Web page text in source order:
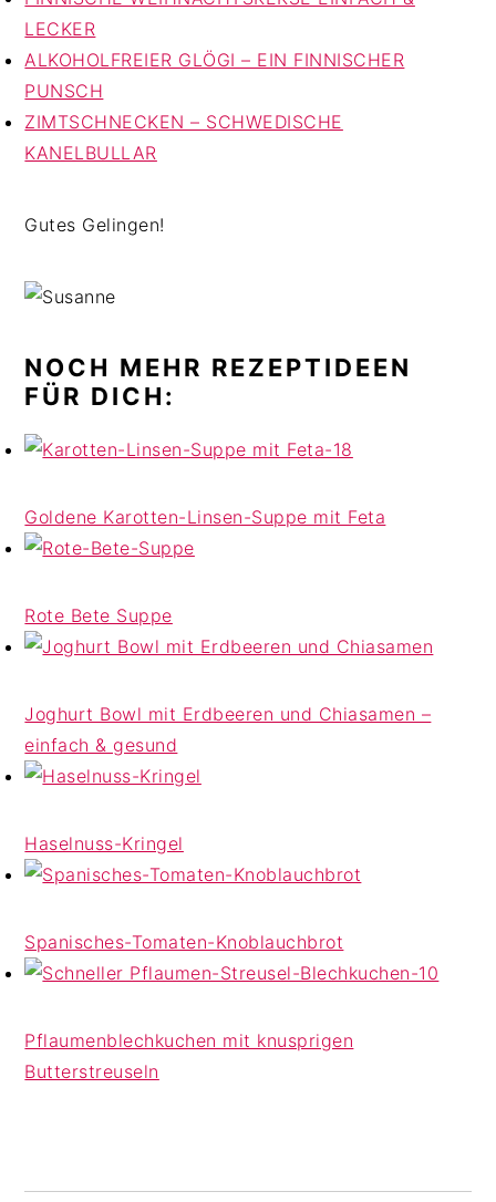
LECKER
ALKOHOLFREIER GLÖGI – EIN FINNISCHER
PUNSCH
ZIMTSCHNECKEN – SCHWEDISCHE
KANELBULLAR
Gutes Gelingen!
NOCH MEHR REZEPTIDEEN
FÜR DICH:
Goldene Karotten-Linsen-Suppe mit Feta
Rote Bete Suppe
Joghurt Bowl mit Erdbeeren und Chiasamen –
einfach & gesund
Haselnuss-Kringel
Spanisches-Tomaten-Knoblauchbrot
Pflaumenblechkuchen mit knusprigen
Butterstreuseln